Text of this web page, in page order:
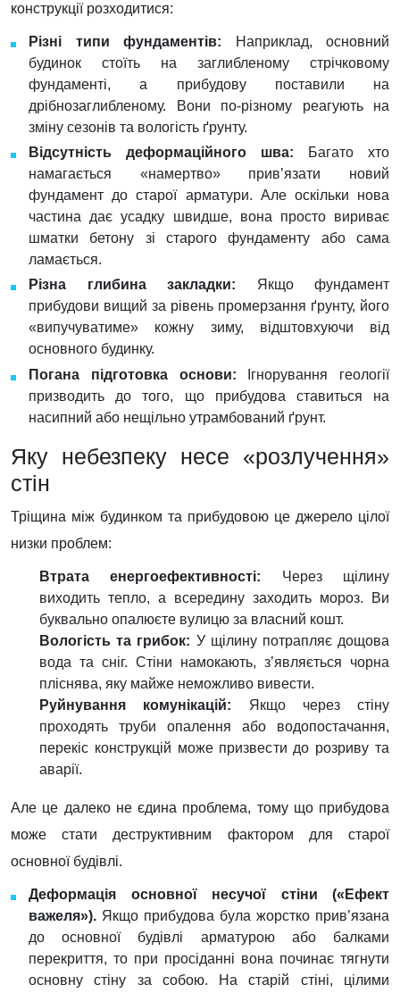
конструкції розходитися:
Різні типи фундаментів: Наприклад, основний
будинок стоїть на заглибленому стрічковому
фундаменті, а прибудову поставили на
дрібнозаглибленому. Вони по-різному реагують на
зміну сезонів та вологість ґрунту.
Відсутність деформаційного шва: Багато хто
намагається «намертво» прив’язати новий
фундамент до старої арматури. Але оскільки нова
частина дає усадку швидше, вона просто вириває
шматки бетону зі старого фундаменту або сама
ламається.
Різна глибина закладки: Якщо фундамент
прибудови вищий за рівень промерзання ґрунту, його
«випучуватиме» кожну зиму, відштовхуючи від
основного будинку.
Погана підготовка основи: Ігнорування геології
призводить до того, що прибудова ставиться на
насипний або нещільно утрамбований ґрунт.
Яку небезпеку несе «розлучення»
стін
Тріщина між будинком та прибудовою це джерело цілої
низки проблем:
Втрата енергоефективності: Через щілину
виходить тепло, а всередину заходить мороз. Ви
буквально опалюєте вулицю за власний кошт.
Вологість та грибок: У щілину потрапляє дощова
вода та сніг. Стіни намокають, з’являється чорна
пліснява, яку майже неможливо вивести.
Руйнування комунікацій: Якщо через стіну
проходять труби опалення або водопостачання,
перекіс конструкцій може призвести до розриву та
аварії.
Але це далеко не єдина проблема, тому що прибудова
може стати деструктивним фактором для старої
основної будівлі.
Деформація основної несучої стіни («Ефект
важеля»). Якщо прибудова була жорстко прив’язана
до основної будівлі арматурою або балками
перекриття, то при просіданні вона починає тягнути
основну стіну за собою. На старій стіні, цілими